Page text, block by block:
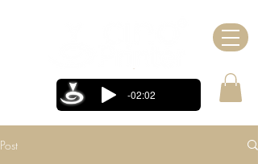
-02:02
Post